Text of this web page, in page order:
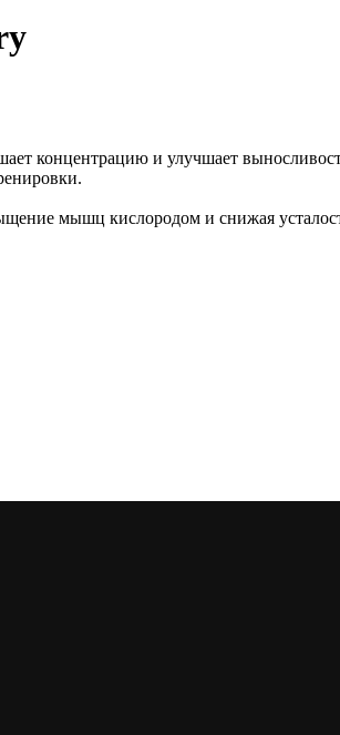
концентрацию и улучшает
мышц кислородом и снижая